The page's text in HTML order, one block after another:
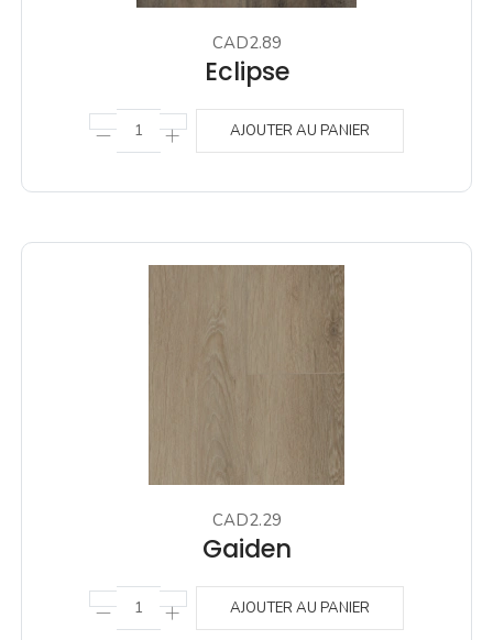
CAD2.89
Eclipse
AJOUTER AU PANIER
CAD2.29
Gaiden
AJOUTER AU PANIER